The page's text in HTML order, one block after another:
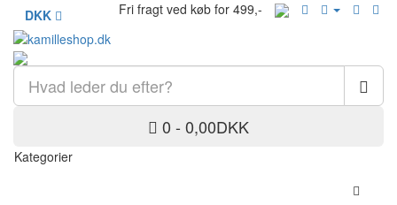
DKK Fri fragt ved køb for 499,-
0 - 0,00DKK
Kategorier